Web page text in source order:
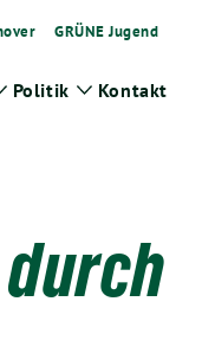
GRÜNE Jugend
Politik Zeige
Kontakt